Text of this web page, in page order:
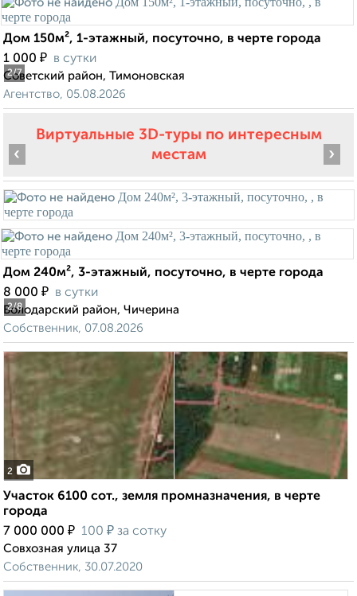
2/7
Дом 150м², 1-этажный, посуточно, в черте города
1 000 ₽ в сутки
Советский район, Тимоновская
Агентство, 05.08.2026
Виртуальные 3D-туры по интересным
местам
2/8
‹ ›
Дом 240м², 3-этажный, посуточно, в черте города
8 000 ₽ в сутки
Володарский район, Чичерина
Собственник, 07.08.2026
2
Участок 6100 сот., земля промназначения, в черте
города
7 000 000 ₽ 100 ₽ за сотку
Совхозная улица 37
Собственник, 30.07.2020